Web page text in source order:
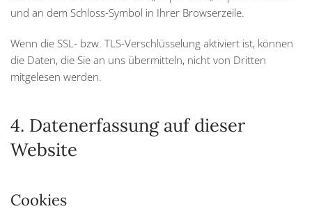
und an dem Schloss-Symbol in Ihrer Browserzeile.
Wenn die SSL- bzw. TLS-Verschlüsselung aktiviert ist, können
die Daten, die Sie an uns übermitteln, nicht von Dritten
mitgelesen werden.
4. Datenerfassung auf dieser
Website
Cookies